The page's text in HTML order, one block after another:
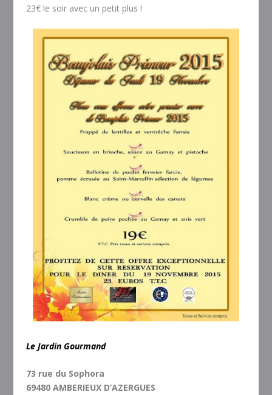
23€ le soir avec un petit plus !
Le Jardin Gourmand
73 rue du Sophora
69480 AMBERIEUX D’AZERGUES